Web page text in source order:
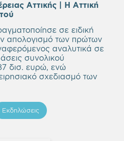
Αττικής | Η Αττική
σε ειδική
απολογισμό των πρώτων
αναλυτικά σε
συνολικού
δισ. ευρώ, ενώ
σχεδιασμό των
Εκδηλώσεις